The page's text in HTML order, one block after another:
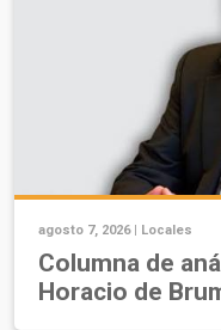
agosto 7, 2026 | Locales
Columna de
Horacio de